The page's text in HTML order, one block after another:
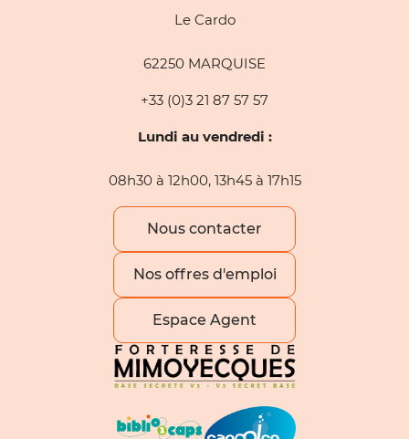
Le Cardo
62250 MARQUISE
+33 (0)3 21 87 57 57
Lundi au vendredi :
08h30 à 12h00, 13h45 à 17h15
Nous contacter
Nos offres d'emploi
Espace Agent